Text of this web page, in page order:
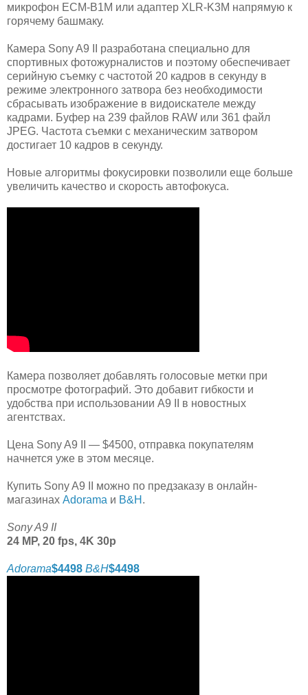
микрофон ECM-B1M или адаптер XLR-K3M напрямую к
горячему башмаку.
Камера Sony A9 II разработана специально для
спортивных фотожурналистов и поэтому обеспечивает
серийную съемку с частотой 20 кадров в секунду в
режиме электронного затвора без необходимости
сбрасывать изображение в видоискателе между
кадрами. Буфер на 239 файлов RAW или 361 файл
JPEG. Частота съемки с механическим затвором
достигает 10 кадров в секунду.
Новые алгоритмы фокусировки позволили еще больше
увеличить качество и скорость автофокуса.
Камера позволяет добавлять голосовые метки при
просмотре фотографий. Это добавит гибкости и
удобства при использовании A9 II в новостных
агентствах.
Цена Sony A9 II — $4500, отправка покупателям
начнется уже в этом месяце.
Купить Sony A9 II можно по предзаказу в онлайн-
магазинах Adorama и B&H .
Sony A9 II
24 MP, 20 fps, 4K 30p
Adorama$4498 B&H$4498